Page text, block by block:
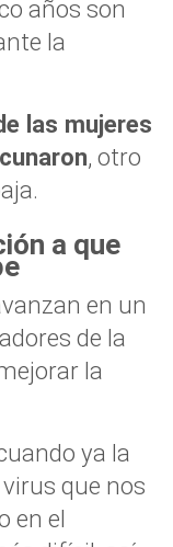
años son
la
las mujeres
, otro
a que
en un
de la
la
ya la
que nos
en el